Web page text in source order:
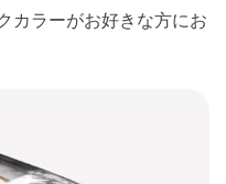
カラーがお好きな方にお